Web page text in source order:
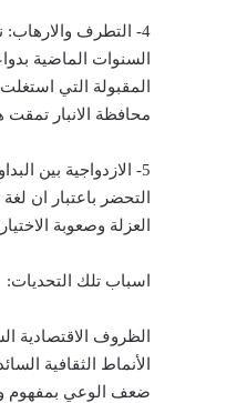
4- التطرف والارهاب:
السنوات الماضية
المقبولة التي
محافظة الانبار تمقت
5- الازدواجية بين
التحضر باعتبار ان
العزلة وصعوبة
اسباب تلك التحديات:
الظروف الاقتصادية
الأنماط الثقافية
ضعف الوعي بمفهوم